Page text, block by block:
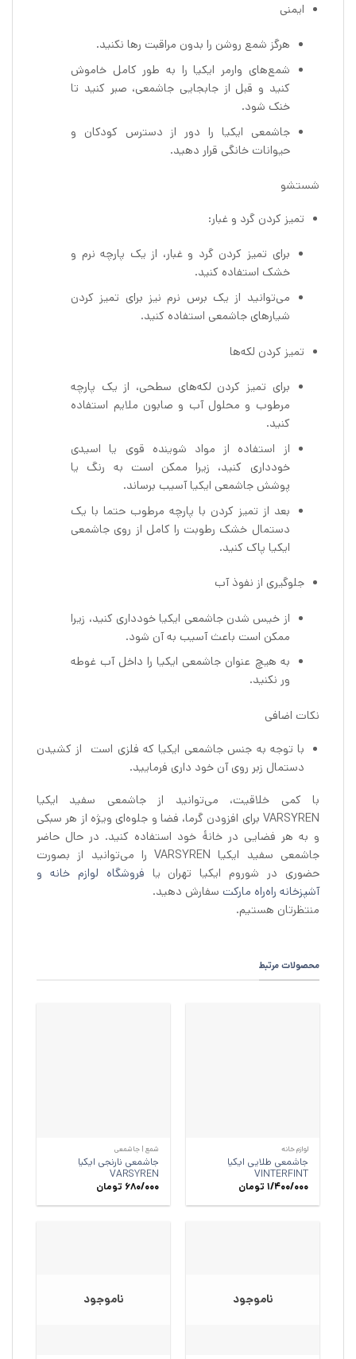
ایمنی
هرگز شمع روشن را بدون مراقبت رها نکنید.
شمع‌های وارمر ایکیا را به طور کامل خاموش
کنید و قبل از جابجایی جاشمعی، صبر کنید تا
خنک شود.
جاشمعی ایکیا را دور از دسترس کودکان و
حیوانات خانگی قرار دهید.
شستشو
تمیز کردن گرد و غبار:
برای تمیز کردن گرد و غبار، از یک پارچه نرم و
خشک استفاده کنید.
می‌توانید از یک برس نرم نیز برای تمیز کردن
شیارهای جاشمعی استفاده کنید.
تمیز کردن لکه‌ها
برای تمیز کردن لکه‌های سطحی، از یک پارچه
مرطوب و محلول آب و صابون ملایم استفاده
کنید.
از استفاده از مواد شوینده قوی یا اسیدی
خودداری کنید، زیرا ممکن است به رنگ یا
پوشش جاشمعی ایکیا آسیب برساند.
بعد از تمیز کردن با پارچه مرطوب حتما با یک
دستمال خشک رطوبت را کامل از روی جاشمعی
ایکیا پاک کنید.
جلوگیری از نفوذ آب
از خیس شدن جاشمعی ایکیا خودداری کنید، زیرا
ممکن است باعث آسیب به آن شود.
به هیچ عنوان جاشمعی ایکیا را داخل آب غوطه
ور نکنید.
نکات اضافی
با توجه به جنس جاشمعی ایکیا که فلزی است از کشیدن
دستمال زبر روی آن خود داری فرمایید.
با کمی خلاقیت، می‌توانید از جاشمعی سفید ایکیا
VARSYREN برای افزودن گرما، فضا و جلوه‌ای ویژه از هر سبکی
و به هر فضایی در خانهٔ خود استفاده کنید. در حال حاضر
جاشمعی سفید ایکیا VARSYREN را می‌توانید از بصورت
حضوری در شوروم ایکیا تهران یا فروشگاه لوازم خانه و
آشپزخانه راه‌راه مارکت سفارش دهید.
منتظرتان هستیم.
محصولات مرتبط
لوازم خانه
جاشمعی طلایی ایکیا
VINTERFINT
1/400/000 تومان
شمع | جاشمعی
جاشمعی نارنجی ایکیا
VARSYREN
680/000 تومان
ناموجود ناموجود